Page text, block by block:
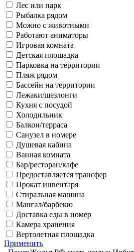
Лес или парк
Рыбалка рядом
Можно с животными
Работают аниматоры
Игровая комната
Детская площадка
Парковка на территории
Пляж рядом
Бассейн на территории
Лежаки/шезлонги
Кухня с посудой
Холодильник
Балкон/терраса
Санузел в номере
Душевая кабина
Ванная комната
Бар/ресторан/кафе
Предоставляется трансфер
Прокат инвентаря
Стиральная машина
Мангал/барбекю
Доставка еды в номер
Камера хранения
Вертолетная площадка
Применить